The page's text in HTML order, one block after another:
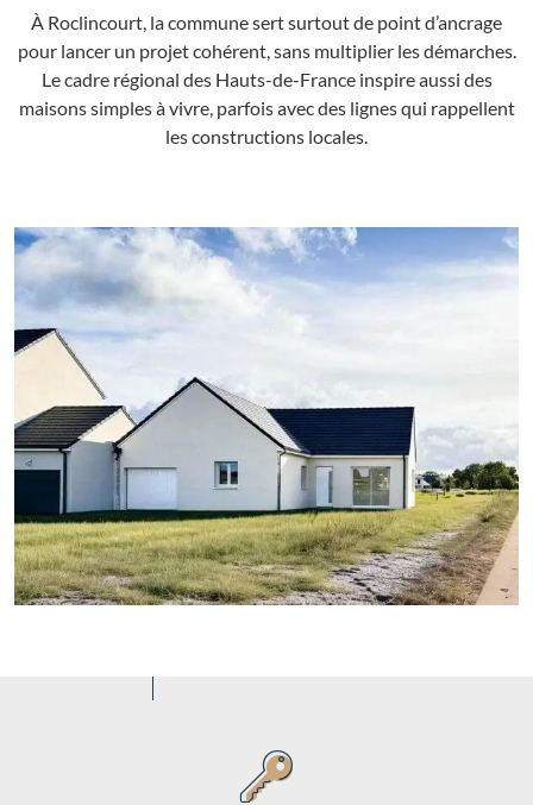
À Roclincourt, la commune sert surtout de point d’ancrage
pour lancer un projet cohérent, sans multiplier les démarches.
Le cadre régional des Hauts-de-France inspire aussi des
maisons simples à vivre, parfois avec des lignes qui rappellent
les constructions locales.